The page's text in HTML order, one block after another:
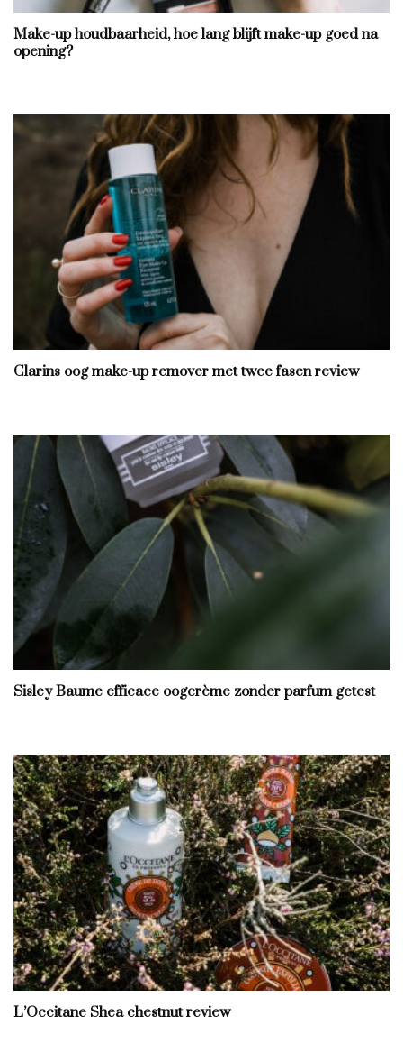
Make-up houdbaarheid, hoe lang blijft make-up goed na
opening?
Clarins oog make-up remover met twee fasen review
Sisley Baume efficace oogcrème zonder parfum getest
L’Occitane Shea chestnut review